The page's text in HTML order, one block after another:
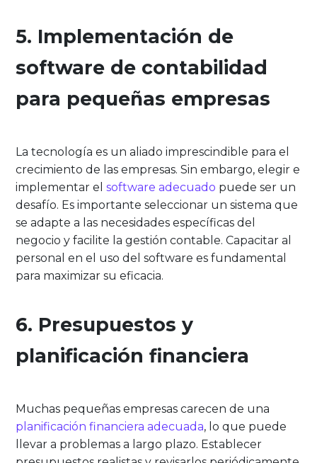
5. Implementación de
software de contabilidad
para pequeñas empresas
La tecnología es un aliado imprescindible para el
crecimiento de las empresas. Sin embargo, elegir e
implementar elsoftware adecuado puede ser un
desafío. Es importante seleccionar un sistema que
se adapte a las necesidades específicas del
negocio y facilite la gestión contable. Capacitar al
personal en el uso del software es fundamental
para maximizar su eficacia.
6. Presupuestos y
planificación financiera
Muchas pequeñas empresas carecen de una
planificación financiera adecuada, lo que puede
llevar a problemas a largo plazo. Establecer